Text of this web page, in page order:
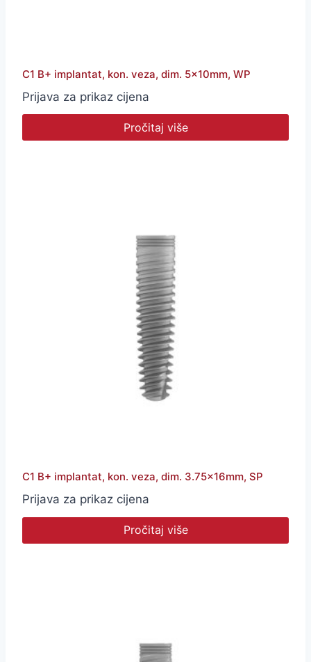
C1 B+ implantat, kon. veza, dim. 5x10mm, WP
Prijava za prikaz cijena
Pročitaj više
C1 B+ implantat, kon. veza, dim. 3.75x16mm, SP
Prijava za prikaz cijena
Pročitaj više